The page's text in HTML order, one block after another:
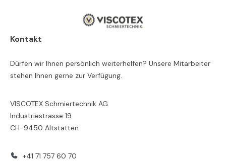
Kontakt
Dürfen wir Ihnen persönlich weiterhelfen? Unsere Mitarbeiter
stehen Ihnen gerne zur Verfügung.
VISCOTEX Schmiertechnik AG
Industriestrasse 19
CH-9450 Altstätten
+41 71 757 60 70